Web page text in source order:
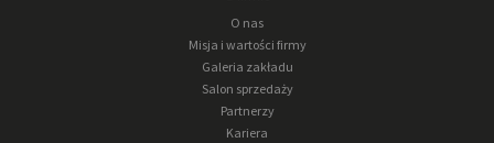
O nas
Misja i wartości firmy
Galeria zakładu
Salon sprzedaży
Partnerzy
Kariera